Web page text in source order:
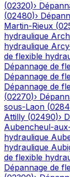
(02320)›
(02480)›
Martin-Rieux (
hydraulique
hydraulique
de flexible
Dépannage de
Dépannage de
Dépannage de
(02270)›
sous-Laon (
Attilly (02490)›
Aubencheul-
hydraulique
hydraulique
de flexible
Dépannage de